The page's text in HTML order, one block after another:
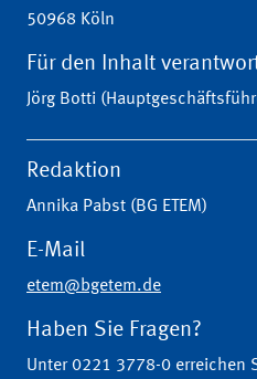
50968 Köln
Für den Inhalt
Jörg Botti
Redaktion
Annika Pabst (BG ETEM)
E-Mail
etem@bgetem.de
Haben Sie Fragen?
Unter 0221 3778-0 erreichen